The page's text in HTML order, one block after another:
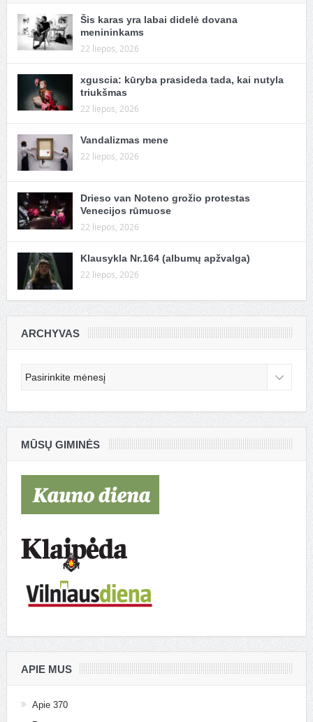
Šis karas yra labai didelė dovana
menininkams
22 liepos, 2026
xguscia: kūryba prasideda tada, kai nutyla
triukšmas
22 liepos, 2026
Vandalizmas mene
22 liepos, 2026
Drieso van Noteno grožio protestas
Venecijos rūmuose
22 liepos, 2026
Klausykla Nr.164 (albumų apžvalga)
22 liepos, 2026
ARCHYVAS
MŪSŲ GIMINĖS
APIE MUS
Apie 370